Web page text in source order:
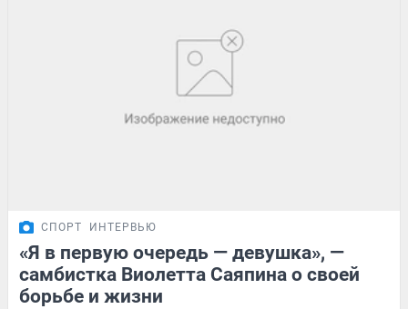
СПОРТ ИНТЕРВЬЮ
«Я в первую очередь — девушка», —
самбистка Виолетта Саяпина о своей
борьбе и жизни